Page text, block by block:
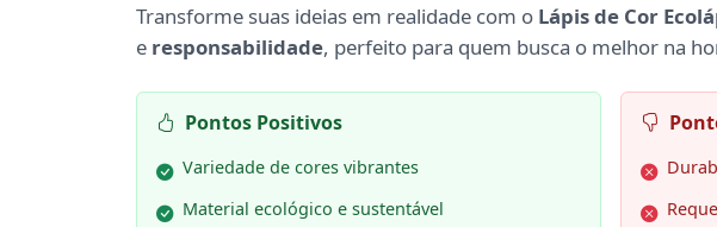
Transforme suas ideias em realidade com o Lápis de Cor
e responsabilidade, perfeito para quem busca o melhor na
Pontos Positivos
Variedade de cores vibrantes
Material ecológico e sustentável